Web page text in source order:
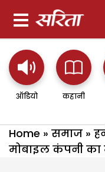
ऑडियो कहानी
Home » समाज »
मोबाइल कंपनी